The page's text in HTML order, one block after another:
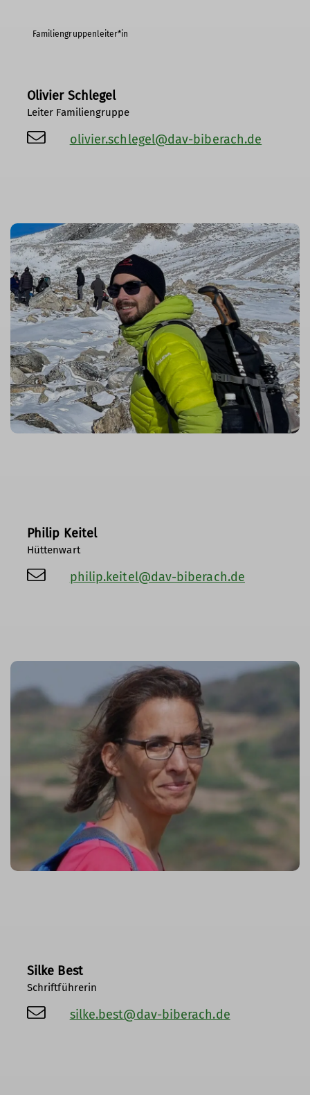
Familiengruppenleiter*in
Olivier Schlegel
Leiter Familiengruppe
olivier.schlegel@dav-biberach.de
Philip Keitel
Hüttenwart
philip.keitel@dav-biberach.de
Silke Best
Schriftführerin
silke.best@dav-biberach.de